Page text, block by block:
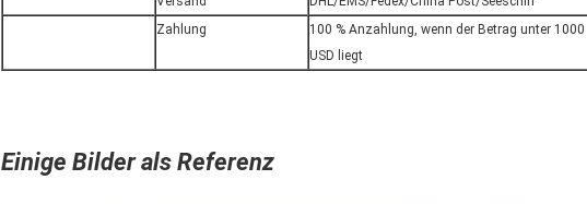
Zahlung
100 % Anzahlung, wenn der Betrag unter 1000
USD liegt
Einige Bilder als Referenz